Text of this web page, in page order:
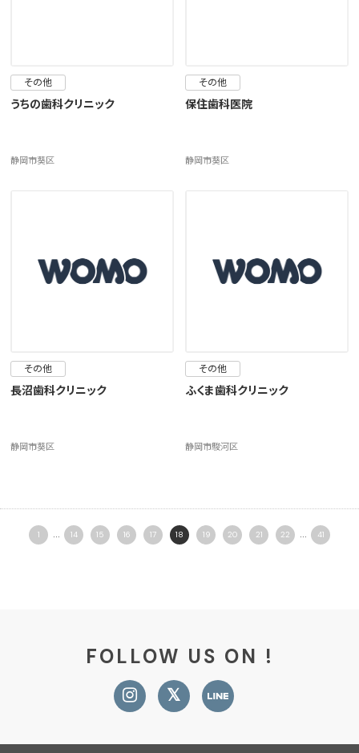
その他
うちの歯科クリニック
静岡市葵区
その他
保住歯科医院
静岡市葵区
その他
長沼歯科クリニック
静岡市葵区
その他
ふくま歯科クリニック
静岡市駿河区
1 ... 14 15 16 17 18 19 20 21 22 ... 41
FOLLOW US ON !